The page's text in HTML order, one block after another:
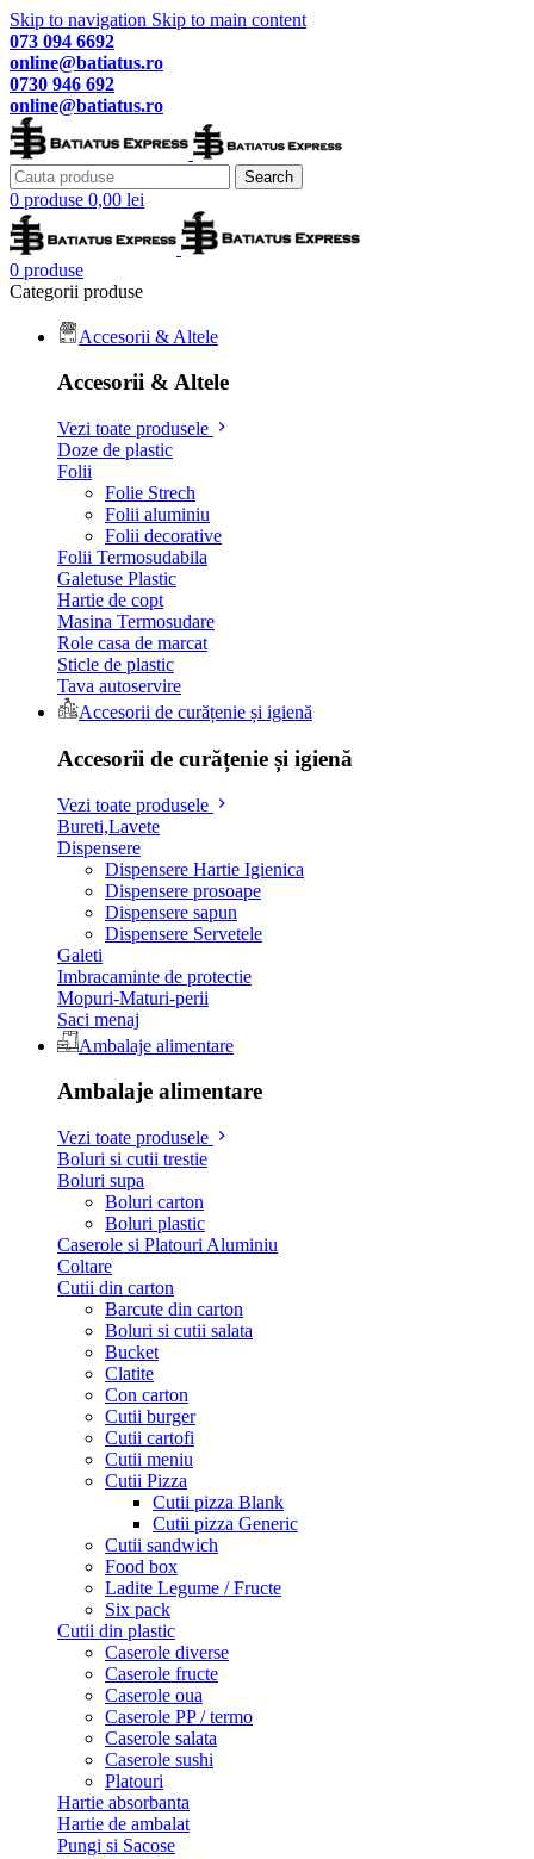
Skip to navigation Skip to main content
073 094 6692
online@batiatus.ro
0730 946 692
online@batiatus.ro
Search
0 produse 0,00 lei
0 produse
Categorii produse
Accesorii & Altele
Accesorii & Altele
Vezi toate produsele
Doze de plastic
Folii
Folie Strech
Folii aluminiu
Folii decorative
Folii Termosudabila
Galetuse Plastic
Hartie de copt
Masina Termosudare
Role casa de marcat
Sticle de plastic
Tava autoservire
Accesorii de curățenie și igienă
Accesorii de curățenie și igienă
Vezi toate produsele
Bureti,Lavete
Dispensere
Dispensere Hartie Igienica
Dispensere prosoape
Dispensere sapun
Dispensere Servetele
Galeti
Imbracaminte de protectie
Mopuri-Maturi-perii
Saci menaj
Ambalaje alimentare
Ambalaje alimentare
Vezi toate produsele
Boluri si cutii trestie
Boluri supa
Boluri carton
Boluri plastic
Caserole si Platouri Aluminiu
Coltare
Cutii din carton
Barcute din carton
Boluri si cutii salata
Bucket
Clatite
Con carton
Cutii burger
Cutii cartofi
Cutii meniu
Cutii Pizza
Cutii pizza Blank
Cutii pizza Generic
Cutii sandwich
Food box
Ladite Legume / Fructe
Six pack
Cutii din plastic
Caserole diverse
Caserole fructe
Caserole oua
Caserole PP / termo
Caserole salata
Caserole sushi
Platouri
Hartie absorbanta
Hartie de ambalat
Pungi si Sacose